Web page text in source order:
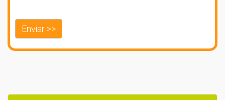
Enviar >>